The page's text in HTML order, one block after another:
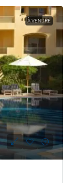
À VENDRE